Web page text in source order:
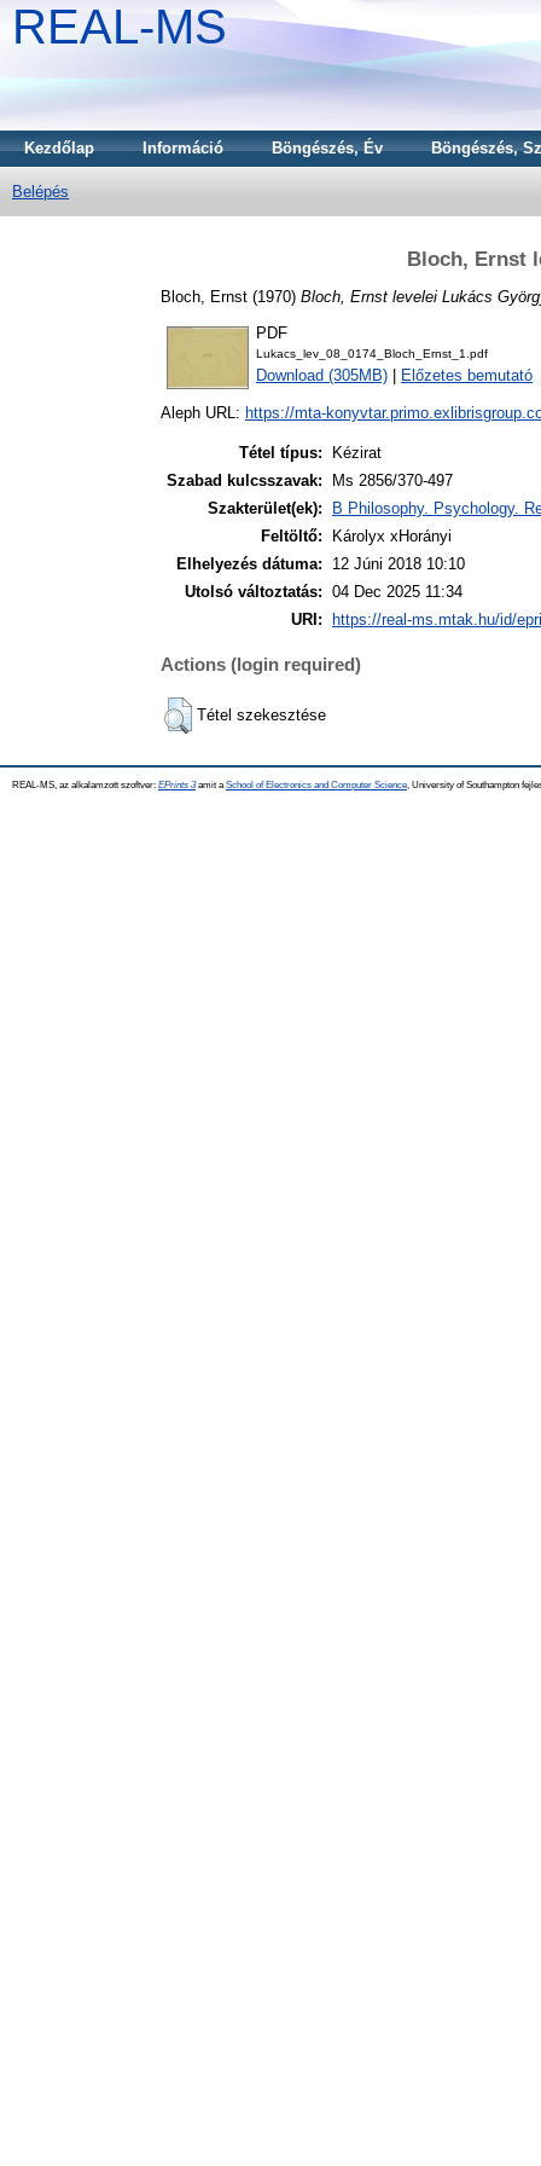
REAL-MS
Kezdőlap Információ Böngészés, Év Böngészés,
Belépés
Bloch, Ernst
Bloch, Ernst (1970) Bloch, Ernst levelei Lukács
PDF
Lukacs_lev_08_0174_Bloch_Ernst_1.pdf
Download (305MB) Előzetes bemutató
Aleph URL: https://mta-
Tétel típus:
Kézirat
Szabad kulcsszavak:
Ms 2856/370-497
Szakterület(ek):
B Philosophy. Psychology.
Feltöltő:
Károlyx xHorányi
Elhelyezés dátuma:
12 Júni 2018 10:10
Utolsó változtatás: 04 Dec 2025 11:34
URI:
https://real-ms.mtak.hu/id/
Actions (login required)
Tétel szekesztése
REAL-MS, az alkalamzott szoftver: EPrints 3amit a School of Electronics and Computer Science , University of Southampton